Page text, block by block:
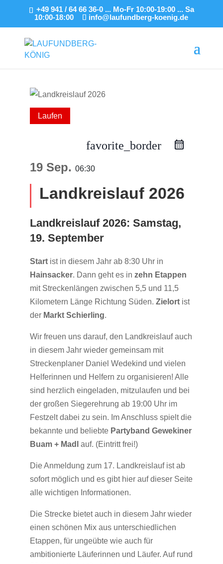
+49 941 / 64 66 36-0 ... Mo-Fr 10:00-19:00 ... Sa
10:00-18:00
info@laufundberg-koenig.de
Laufen
favorite_border
19 Sep. 06:30
Landkreislauf 2026
Landkreislauf 2026: Samstag,
19. September
Startist in diesem Jahr ab 8:30 Uhr in
Hainsacker. Dann geht es in zehn Etappen
mit Streckenlängen zwischen 5,5 und 11,5
Kilometern Länge Richtung Süden. Zielortist
der Markt Schierling.
Wir freuen uns darauf, den Landkreislauf auch
in diesem Jahr wieder gemeinsam mit
Streckenplaner Daniel Wedekind und vielen
Helferinnen und Helfern zu organisieren! Alle
sind herzlich eingeladen, mitzulaufen und bei
der großen Siegerehrung ab 19:00 Uhr im
Festzelt dabei zu sein. Im Anschluss spielt die
bekannte und beliebte Partyband Gewekiner
Buam + Madl auf. (Eintritt frei!)
Die Anmeldung zum 17. Landkreislauf ist ab
sofort möglich und es gibt hier auf dieser Seite
alle wichtigen Informationen.
Die Strecke bietet auch in diesem Jahr wieder
einen schönen Mix aus unterschiedlichen
Etappen, für ungeübte wie auch für
ambitionierte Läuferinnen und Läufer. Auf rund